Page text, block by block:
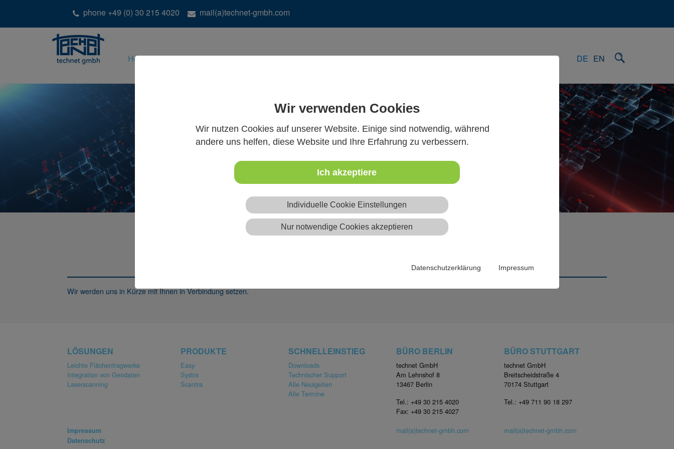
Wir verwenden Cookies
Wir nutzen Cookies auf unserer Website. Einige sind notwendig, während
andere uns helfen, diese Website und Ihre Erfahrung zu verbessern.
Ich akzeptiere
Individuelle Cookie Einstellungen
Nur notwendige Cookies akzeptieren
Datenschutzerklärung Impressum
phone +49 (0) 30 215 4020 mail(a)technet-gmbh.com
DE EN
Home Lösungen Produkte Support Downloads Unternehmen News Kontakt
Wir werden uns in Kürze mit Ihnen in Verbindung setzen.
LÖSUNGEN
Leichte Flächentragwerke
Integration von Geodaten
Laserscanning
Impressum
Datenschutz
PRODUKTE
Easy
Systra
Scantra
SCHNELLEINSTIEG
Downloads
Technischer Support
Alle Neuigeiten
Alle Termine
BÜRO BERLIN
technet GmbH
Am Lehnshof 8
13467 Berlin
Tel.: +49 30 215 4020
Fax: +49 30 215 4027
mail(a)technet-gmbh.com
BÜRO STUTTGART
technet GmbH
Breitscheidstraße 4
70174 Stuttgart
Tel.: +49 711 90 18 297
mail(a)technet-gmbh.com